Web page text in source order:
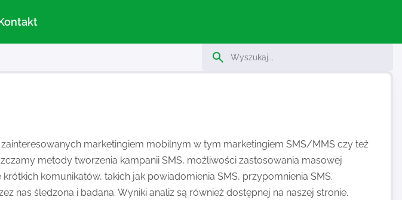
marketingiem mobilnym w tym marketingiem SMS/MMS czy też
metody tworzenia kampanii SMS, możliwości zastosowania masowej
krótkich komunikatów, takich jak powiadomienia SMS, przypomnienia SMS.
nas śledzona i badana. Wyniki analiz są również dostępnej na naszej stronie.